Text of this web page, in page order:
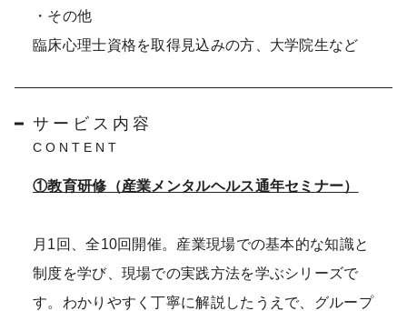
・その他
臨床心理士資格を取得見込みの方、大学院生など
サービス内容
CONTENT
①教育研修（産業メンタルヘルス通年セミナー）
月1回、全10回開催。産業現場での基本的な知識と
制度を学び、現場での実践方法を学ぶシリーズで
す。わかりやすく丁寧に解説したうえで、グループ